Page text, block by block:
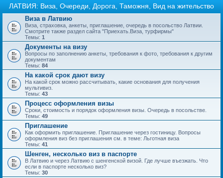
ЛАТВИЯ: Виза, Очереди, Дорога, Таможня, Вид на жительство
Виза в Латвию
Виза, страховка, анкеты, приглашение, очередь в посольство Латвии.
Смотрите также раздел сайта "Приехать.Виза, турфирмы"
Темы: 1
Документы на визу
Вопросы по заполнению анкеты, требования к фото, требования к другим
документам
Темы: 84
На какой срок дают визу
На какой срок можно рассчитывать, какие основания для получения
мультивиз.
Темы: 43
Процесс оформления визы
Сроки, стоимость и порядок оформления визы. Очередь в посольстве.
Темы: 49
Приглашение
Как оформить приглашение. Приглашение через гостиницу. Вопросы
оформления виз без приглашения см. в теме: Льготная виза
Темы: 41
Шенген, несколько виз в паспорте
В Латвию и через Латвию с шенгенской визой. Где лучше въезжать. Что
если в паспорте несколько виз?
Темы: 30